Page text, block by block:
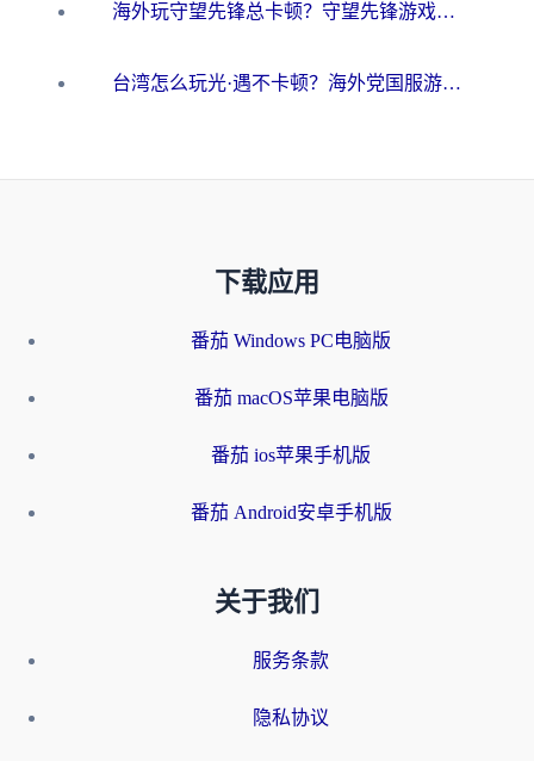
海外玩守望先锋总卡顿？守望先锋游戏加速器在哪里买&避坑指南（附欧洲非洲游戏实测）
台湾怎么玩光·遇不卡顿？海外党国服游戏加速终极攻略（附实测体验）
下载应用
番茄 Windows PC电脑版
番茄 macOS苹果电脑版
番茄 ios苹果手机版
番茄 Android安卓手机版
关于我们
服务条款
隐私协议